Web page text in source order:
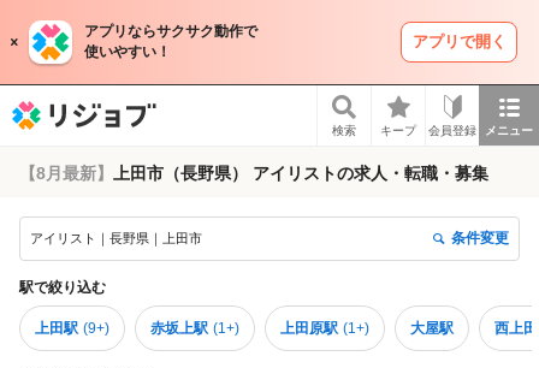
アプリならサクサク動作で
使いやすい！
アプリで開く
検索 キープ 会員登録 メニュー
【8月最新】 上田市（長野県） アイリストの求人・転職・募集
アイリスト｜長野県｜上田市 条件変更
駅で絞り込む
上田駅 (9+) 赤坂上駅 (1+) 上田原駅 (1+) 大屋駅 西上